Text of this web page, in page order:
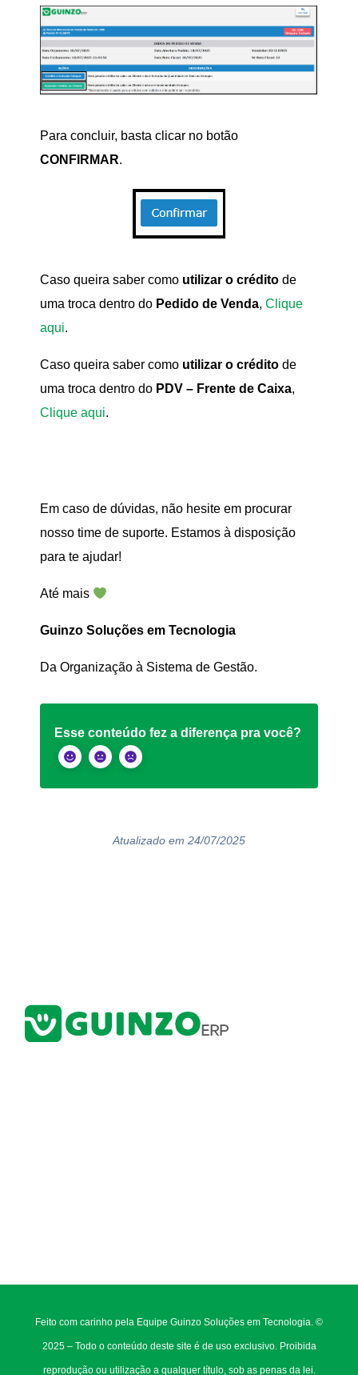
Para concluir, basta clicar no botão
CONFIRMAR.
Caso queira saber como utilizar o crédito de
uma troca dentro do Pedido de Venda, Clique
aqui.
Caso queira saber como utilizar o crédito de
uma troca dentro do PDV – Frente de Caixa,
Clique aqui.
Em caso de dúvidas, não hesite em procurar
nosso time de suporte. Estamos à disposição
para te ajudar!
Até mais
Guinzo Soluções em Tecnologia
Da Organização à Sistema de Gestão.
Esse conteúdo fez a diferença pra você?
Atualizado em 24/07/2025
Feito com carinho pela Equipe Guinzo Soluções em Tecnologia. ©
2025 – Todo o conteúdo deste site é de uso exclusivo. Proibida
reprodução ou utilização a qualquer título, sob as penas da lei.